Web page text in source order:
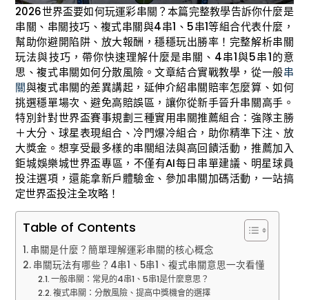
2026世界盃要如何玩運彩串關？本篇完整教學告訴你什麼是
串關、串關技巧、複式串關與4串1、5串1等組合代表什麼，
幫助你避開陷阱、放大報酬，穩穩玩出勝率！完整解析串關
玩法與技巧，帶你快速理解什麼是串關、4串1與5串1的意
思、複式串關如何分散風險。文章結合實戰教學，從一般串
關與複式串關的差異講起，延伸介紹串關賠率怎麼算、如何
挑選穩單場次、避免高賠誤區，讓你從新手晉升串關高手。
特別針對世界盃賽事規劃三種實用串關推薦組合：強隊主勝
＋大分、球星表現組合、冷門爆冷組合，助你精準下注、放
大獎金。想享受最多樣的串關組法與高回饋活動，推薦加入
鉅城娛樂城世界盃專區，不僅有AI每日串單建議、明星球員
投注選項，還能拿新戶體驗金、參加串關加碼活動，一站搞
定世界盃投注全攻略！
Table of Contents
串關是什麼？簡單理解運彩串關的核心概念
串關玩法有哪些？4串1、5串1、複式串關意思一次看懂
一般串關：常見的4串1、5串1是什麼意思？
複式串關：分散風險、提高中獎機會的選擇